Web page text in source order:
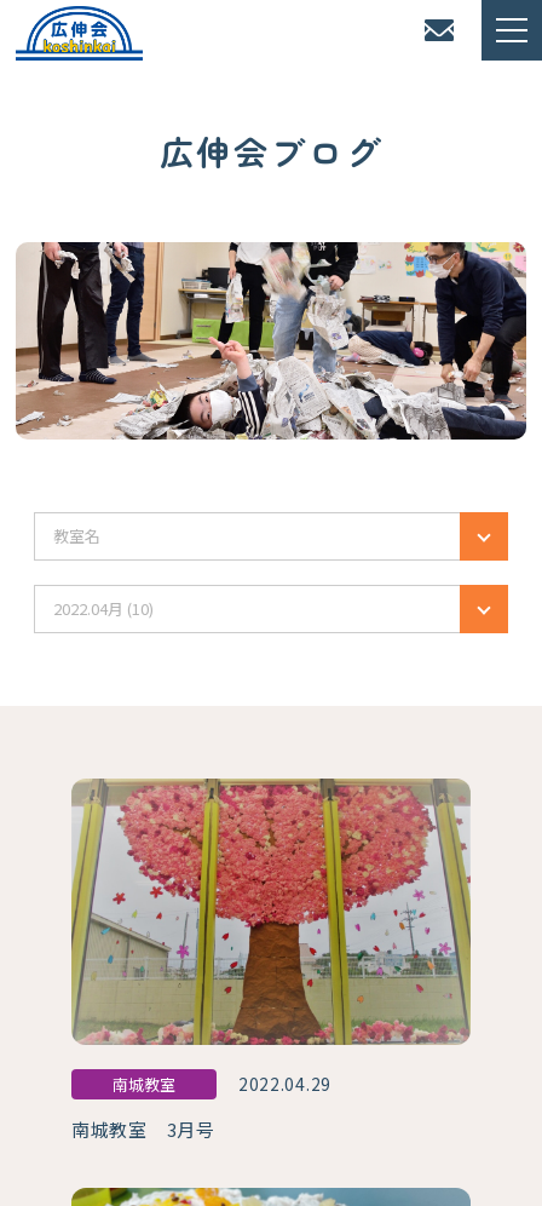
広伸会ブログ
教室名
2022.04月 (10)
南城教室 2022.04.29
南城教室 3月号